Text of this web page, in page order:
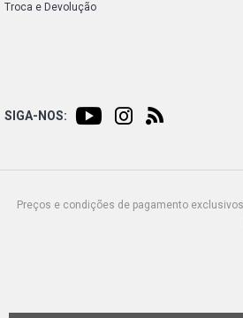
Troca e Devolução
SIGA-NOS:
Preços e condições de pagamento